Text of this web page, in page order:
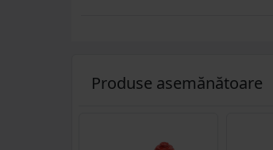
Produse asemănătoare